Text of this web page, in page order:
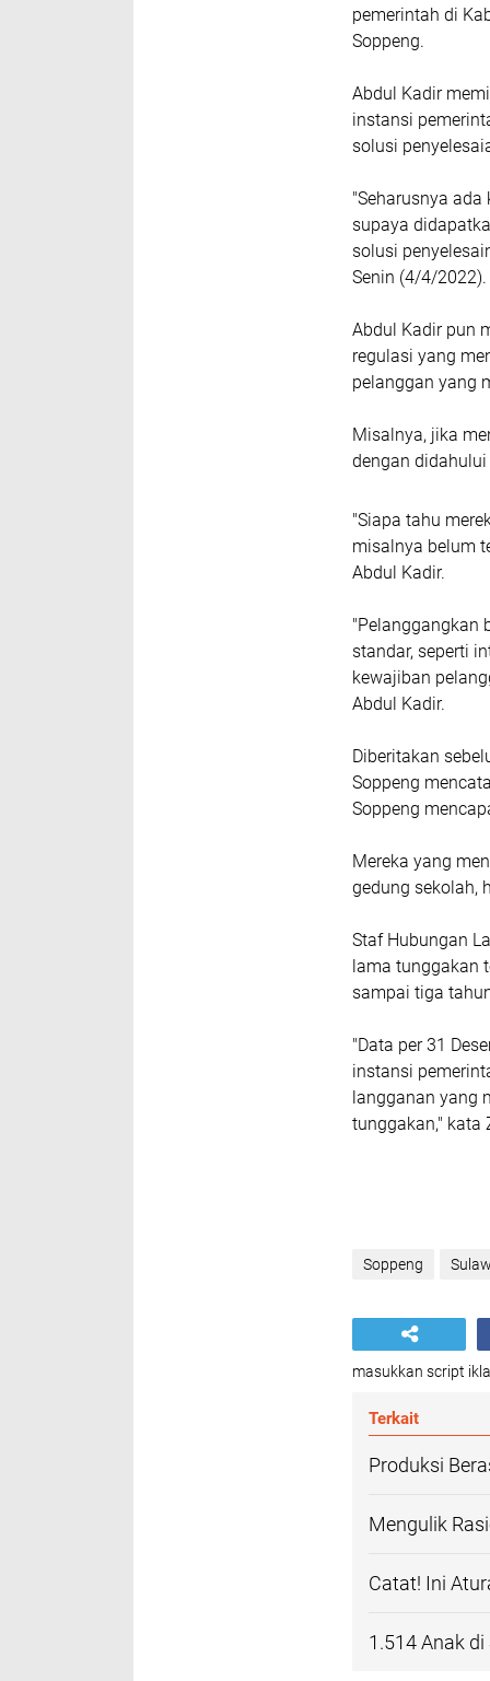
pemerintah di
Soppeng.
Abdul Kadir
instansi
solusi
"Seharusnya
supaya
solusi
Senin (4/4/2022).
Abdul Kadir pun
regulasi yang
pelanggan yang
Misalnya, jika
dengan
"Siapa tahu
misalnya belum
Abdul Kadir.
"Pelanggangkan
standar, seperti
kewajiban
Abdul Kadir.
Diberitakan
Soppeng
Soppeng
Mereka yang
gedung sekolah,
Staf Hubungan
lama tunggakan
sampai tiga
"Data per 31
instansi
langganan yang
tunggakan," kata
Soppeng
masukkan script
Terkait
Produksi
Mengulik
Catat! Ini
1.514 Anak